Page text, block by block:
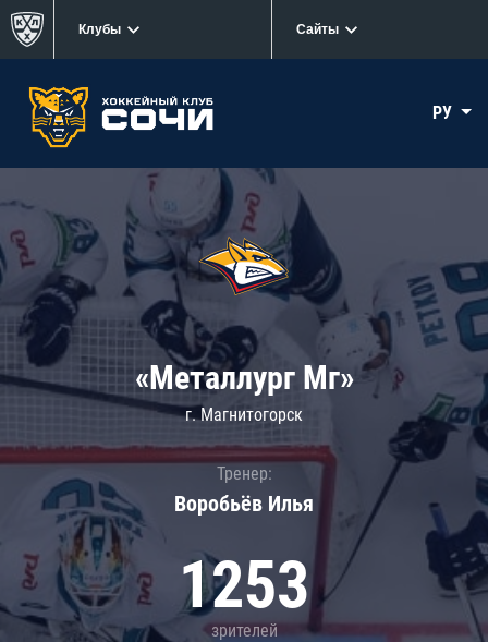
Клубы Сайты
РУ
«Металлург Мг»
г. Магнитогорск
Тренер:
Воробьёв Илья
1253
зрителей